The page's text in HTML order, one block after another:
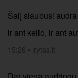
Šalį siaubusi
ir ant kelio, ir ant
15:26 • lrytas.lt